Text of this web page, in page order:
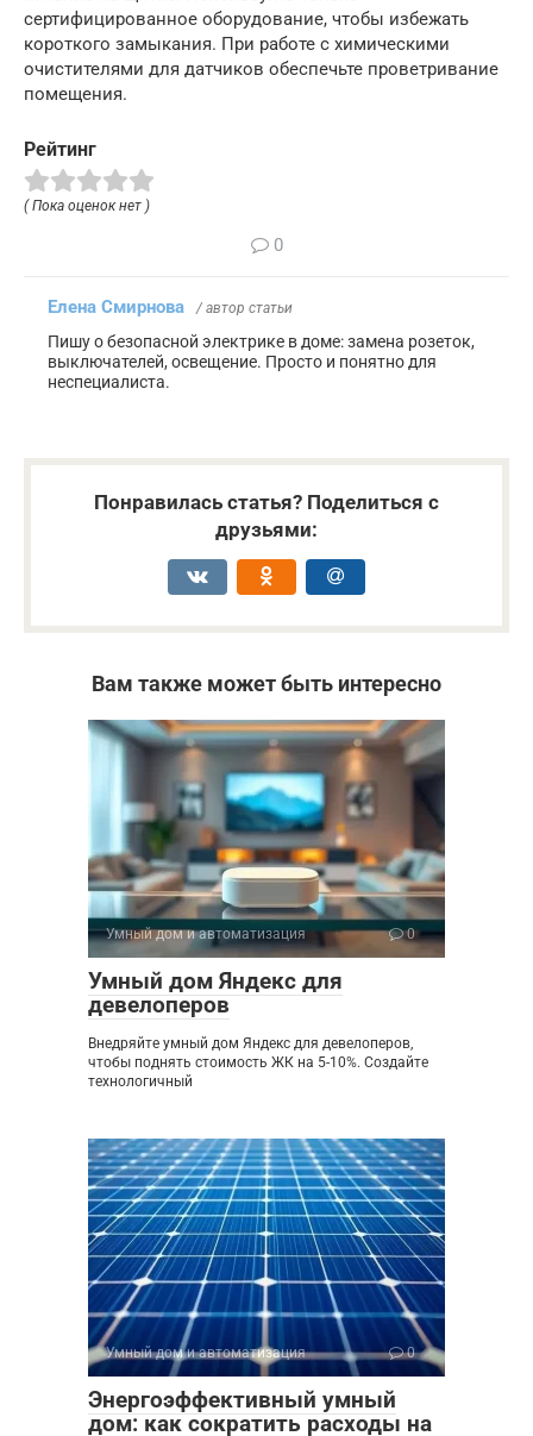
сертифицированное оборудование, чтобы избежать
короткого замыкания. При работе с химическими
очистителями для датчиков обеспечьте проветривание
помещения.
Рейтинг
( Пока оценок нет )
0
Елена Смирнова / автор статьи
Пишу о безопасной электрике в доме: замена розеток,
выключателей, освещение. Просто и понятно для
неспециалиста.
Понравилась статья? Поделиться с
друзьями:
Вам также может быть интересно
Умный дом и автоматизация 0
Умный дом Яндекс для
девелоперов
Внедряйте умный дом Яндекс для девелоперов,
чтобы поднять стоимость ЖК на 5-10%. Создайте
технологичный
Умный дом и автоматизация 0
Энергоэффективный умный
дом: как сократить расходы на